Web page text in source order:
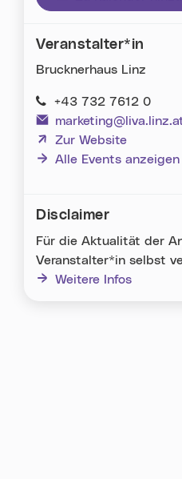
Veranstalter*in
Brucknerhaus Linz
+43 732 7612 0
Zur Website
(neues Fenster)
Alle Events anzeigen
Disclaimer
Für die Aktualität der
Veranstalter*in selbst
Weitere Infos